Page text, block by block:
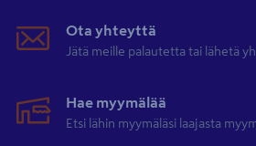
Ota yhteyttä
Jätä meille palautetta tai lähetä
Hae myymälää
Etsi lähin myymäläsi laajasta